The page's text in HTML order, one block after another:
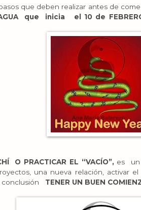
que deben realizar antes de
AGUA que inicia el 10 de
O PRACTICAR EL “VACÍO”, es un
una nueva relación, activar
conclusión TENER UN BUEN